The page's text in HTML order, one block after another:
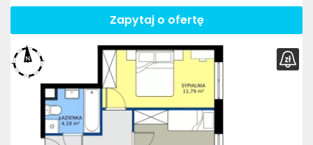
Zapytaj o ofertę